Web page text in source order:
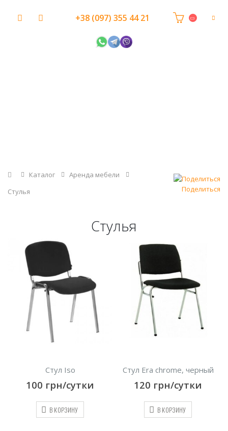
+38 (097) 355 44 21
Главная
Каталог
Аренда мебели
Стулья
Поделиться
Стулья
Стул Iso
100 грн/сутки
В КОРЗИНУ
Стул Era chrome, черный
120 грн/сутки
В КОРЗИНУ